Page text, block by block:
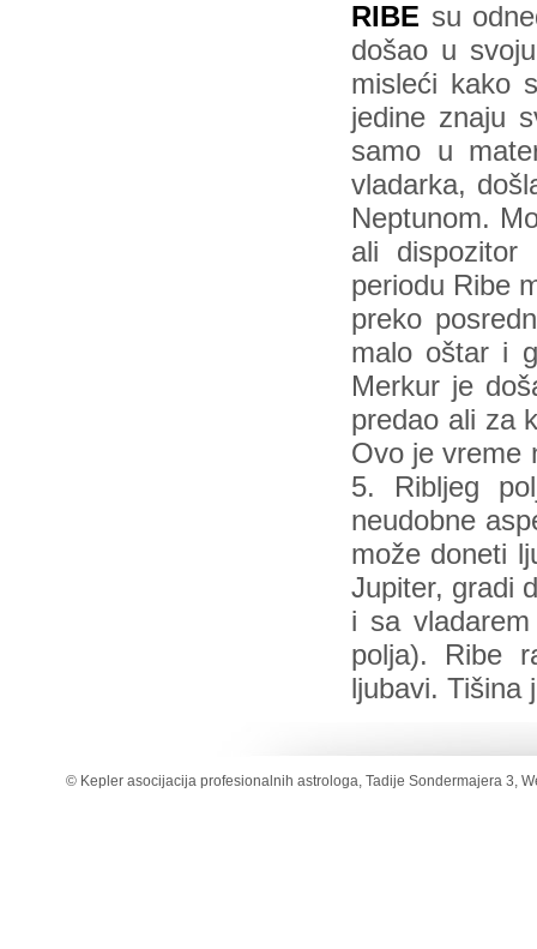
RIBE su
došao u
misleći kako
jedine znaju
samo u
vladarka,
Neptunom.
ali
periodu Ribe
preko
malo oštar i
Merkur je
predao ali za
Ovo je vreme
5. Ribljeg
neudobne
može doneti
Jupiter, gradi
i sa
polja). Ribe
ljubavi.
© Kepler asocijacija profesionalnih astrologa, Tadije Sondermajera 3,